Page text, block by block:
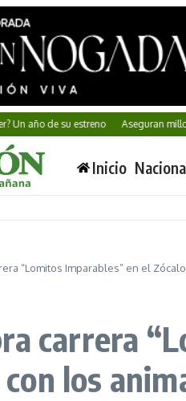
de su estreno Aseguran millones de
Inicio
“Lomitos Imparables” en el
carrera
los